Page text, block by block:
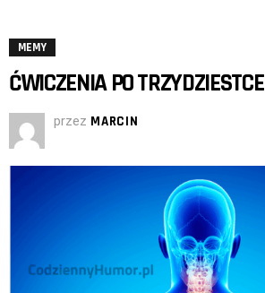
MEMY
ĆWICZENIA PO TRZYDZIESTCE
przez MARCIN